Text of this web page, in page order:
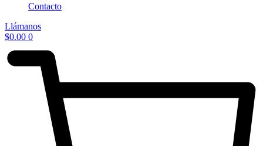
Contacto
Llámanos
$0.00 0